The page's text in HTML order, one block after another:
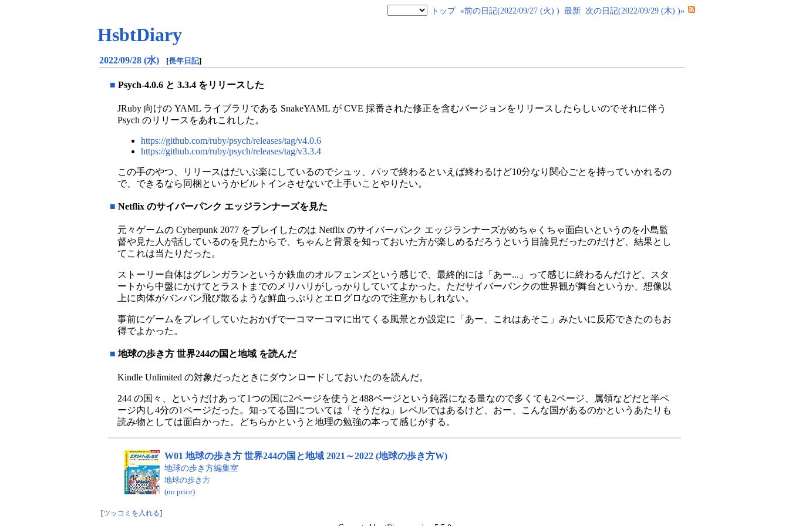
トップ «前の日記(2022/09/27 (火) ) 最新 次の日記(2022/09/29 (木) )»
HsbtDiary
2022/09/28 (水) [長年日記]
■ Psych-4.0.6 と 3.3.4 をリリースした
JRuby 向けの YAML ライブラリである SnakeYAML が CVE 採番された修正を含むバージョンをリリースしたらしいのでそれに伴う
Psych のリリースをあれこれした。
https://github.com/ruby/psych/releases/tag/v4.0.6
https://github.com/ruby/psych/releases/tag/v3.3.4
この手のやつ、リリースはだいぶ楽にしているのでシュッ、パッで終わるといえば終わるけど10分なり関心ごとを持っていかれるの
で、できるなら同梱というかビルトインさせないで上手いことやりたい。
■ Netflix のサイバーパンク エッジランナーズを見た
元々ゲームの Cyberpunk 2077 をプレイしたのは Netflix のサイバーパンク エッジランナーズがめちゃくちゃ面白いというのを小島監
督や見た人が話しているのを見たからで、ちゃんと背景を知っておいた方が楽しめるだろうという目論見だったのだけど、結果とし
てこれは当たりだった。
ストーリー自体はグレンガランというか鉄血のオルフェンズという感じで、最終的には「あー...」って感じに終わるんだけど、スタ
ートから中盤にかけてとラストまでのメリハリがしっかりしていてよかった。ただサイバーパンクの世界観が舞台というか、想像以
上に肉体がバンバン飛び散るような鮮血っぷりとエログロなので注意かもしれない。
事前にゲームをプレイしていたおかげで一コマ一コマに出てくる風景とか設定に「あー、これはあそこ」みたいに反応できたのもお
得でよかった。
■ 地球の歩き方 世界244の国と地域 を読んだ
Kindle Unlimited の対象だったときにダウンロードしておいたのを読んだ。
244 の国々、というだけあって1つの国に2ページを使うと488ページという鈍器になる量なので多くても2ページ、属領などだと半ペ
ージ内し4分の1ページだった。知ってる国については「そうだね」レベルではあるけど、おー、こんな国があるのかというあたりも
読み物としては面白かった。どちらかというと地理の勉強の本って感じがする。
W01 地球の歩き方 世界244の国と地域 2021～2022 (地球の歩き方W)
地球の歩き方編集室
地球の歩き方
(no price)
ツッコミを入れる